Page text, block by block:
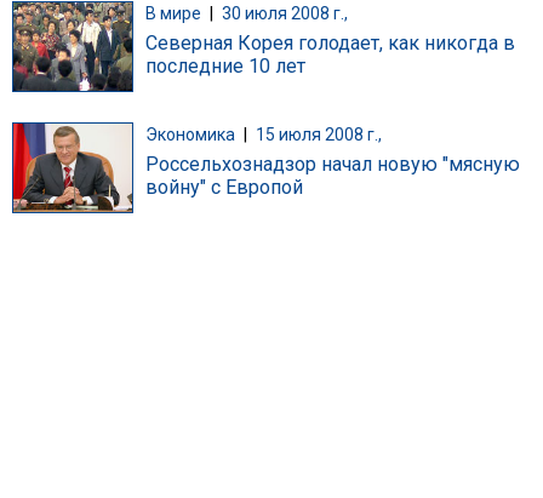
В мире 30 июля 2008 г.,
Северная Корея голодает, как никогда в
последние 10 лет
Экономика 15 июля 2008 г.,
Россельхознадзор начал новую "мясную
войну" с Европой